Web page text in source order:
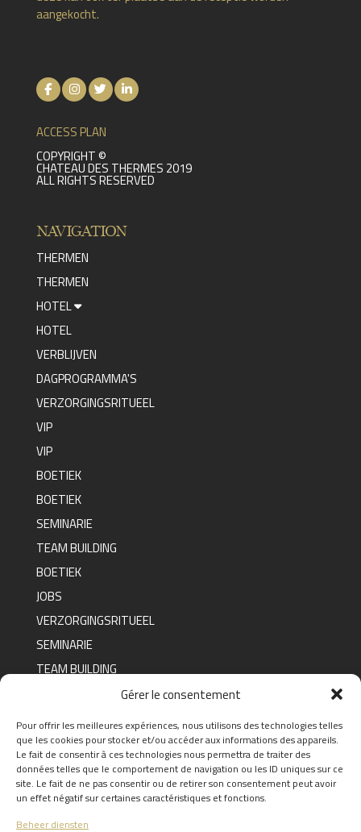
Gérer le consentement
Pour offrir les meilleures expériences, nous utilisons des technologies telles
que les cookies pour stocker et/ou accéder aux informations des appareils.
Le fait de consentir à ces technologies nous permettra de traiter des
données telles que le comportement de navigation ou les ID uniques sur ce
site. Le fait de ne pas consentir ou de retirer son consentement peut avoir
un effet négatif sur certaines caractéristiques et fonctions.
Beheer diensten
aangekocht.
ACCESS PLAN
COPYRIGHT ©
CHATEAU DES THERMES 2019
ALL RIGHTS RESERVED
NAVIGATION
THERMEN
THERMEN
HOTEL
HOTEL
VERBLIJVEN
DAGPROGRAMMA'S
VERZORGINGSRITUEEL
VIP
VIP
BOETIEK
BOETIEK
SEMINARIE
TEAM BUILDING
BOETIEK
JOBS
VERZORGINGSRITUEEL
SEMINARIE
TEAM BUILDING
FAQ
FIND THE ANSWERS TO YOUR
QUESTIONS BY CLICKINGHERE